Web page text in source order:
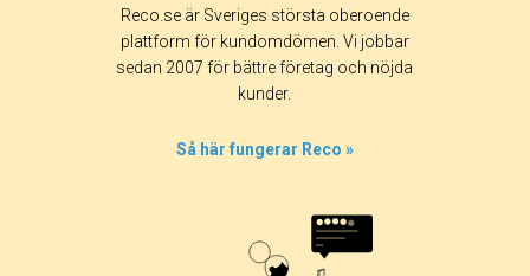
Reco.se är Sveriges största oberoende
plattform för kundomdömen. Vi jobbar
sedan 2007 för bättre företag och nöjda
kunder.
Så här fungerar Reco »